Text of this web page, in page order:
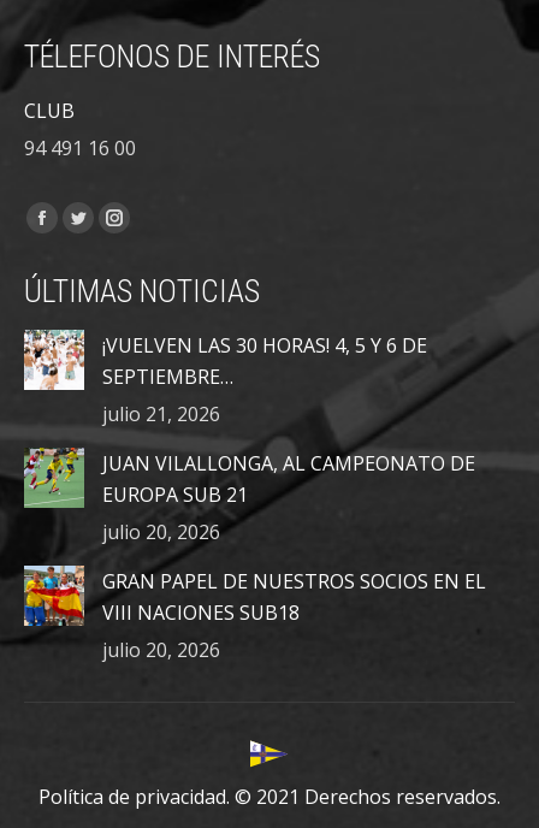
TÉLEFONOS DE INTERÉS
CLUB
94 491 16 00
Encuéntranos en:
Facebook
opens
in
new
window
Twitter
opens
in
new
window
Instagram
opens
new
window
ÚLTIMAS NOTICIAS
¡VUELVEN LAS 30 HORAS! 4, 5 Y 6 DE
SEPTIEMBRE…
julio 21, 2026
JUAN VILALLONGA, AL CAMPEONATO DE
EUROPA SUB 21
julio 20, 2026
GRAN PAPEL DE NUESTROS SOCIOS EN EL
VIII NACIONES SUB18
julio 20, 2026
Política de privacidad. © 2021 Derechos reservados.